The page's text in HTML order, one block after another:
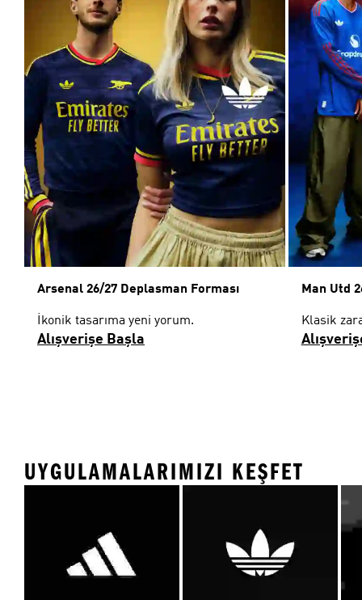
Arsenal 26/27 Deplasman Forması
İkonik tasarıma yeni yorum.
Alışverişe Başla
Man Utd
Klasik
UYGULAMALARIMIZI KEŞFET